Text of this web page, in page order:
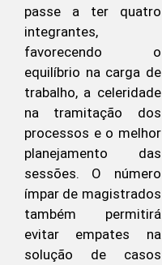
passe a ter quatro
integrantes,
favorecendo o
equilíbrio na carga de
trabalho, a celeridade
na tramitação dos
processos e o melhor
planejamento das
sessões. O número
ímpar de magistrados
também permitirá
evitar empates na
solução de casos